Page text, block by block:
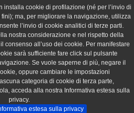
installa cookie di profilazione (né per l’invio di
ma, per migliorare la navigazione, utilizza
l’invio di cookie analitici di terze parti.
nostra considerazione e nel rispetto della
consenso all’uso dei cookie. Per manifestare
sarà sufficiente fare click sul pulsante
Se vuole saperne di più, negare il
oppure cambiare le impostazioni
categoria di cookie di terza parte,
acceda alla nostra Informativa estesa sulla
privacy.
estesa sulla privacy